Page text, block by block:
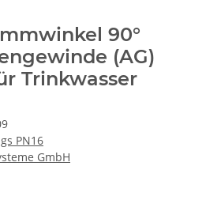
90°
(AG)
Trinkwasser
PN16
GmbH